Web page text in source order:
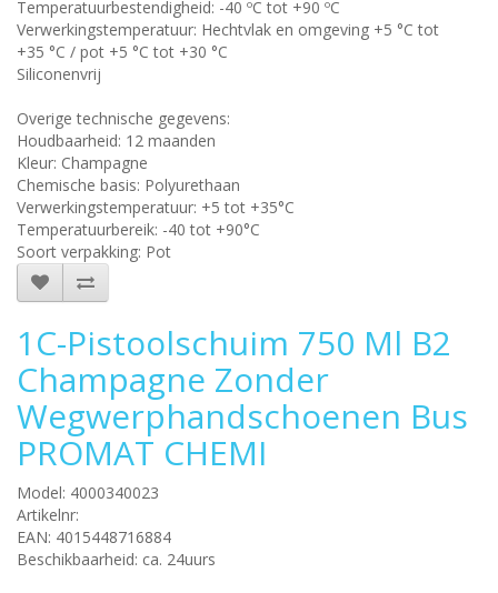
Temperatuurbestendigheid: -40 ºC tot +90 ºC
Verwerkingstemperatuur: Hechtvlak en omgeving +5 °C tot
+35 °C / pot +5 °C tot +30 °C
Siliconenvrij
Overige technische gegevens:
Houdbaarheid: 12 maanden
Kleur: Champagne
Chemische basis: Polyurethaan
Verwerkingstemperatuur: +5 tot +35°C
Temperatuurbereik: -40 tot +90°C
Soort verpakking: Pot
1C-Pistoolschuim 750 Ml B2
Champagne Zonder
Wegwerphandschoenen Bus
PROMAT CHEMI
Model: 4000340023
Artikelnr:
EAN: 4015448716884
Beschikbaarheid: ca. 24uurs